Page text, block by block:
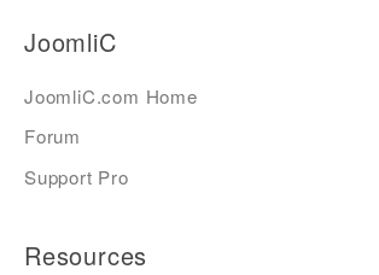
JoomliC
JoomliC.com Home
Forum
Support Pro
Resources